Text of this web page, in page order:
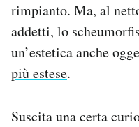
rimpianto. Ma, al
addetti, lo
un’estetica anche
più estese.
Suscita una certa